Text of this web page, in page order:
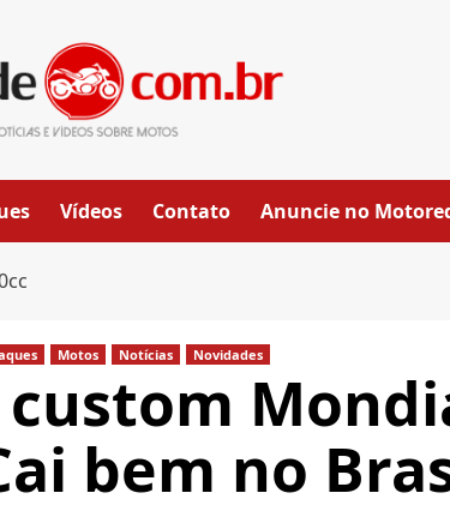
Vídeos Contato Anuncie no
Motos Notícias Novidades
bem no